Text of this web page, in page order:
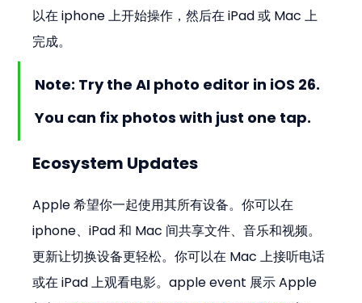
以在 iphone 上开始操作，然后在 iPad 或 Mac 上
完成。
Note: Try the AI photo editor in iOS 26.
You can fix photos with just one tap.
Ecosystem Updates
Apple 希望你一起使用其所有设备。你可以在
iphone、iPad 和 Mac 间共享文件、音乐和视频。
更新让切换设备更轻松。你可以在 Mac 上接听电话
或在 iPad 上观看电影。apple event 展示 Apple